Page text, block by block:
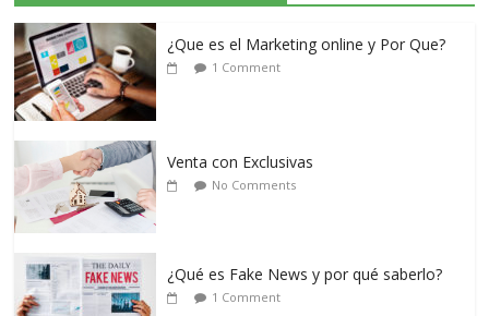
¿Que es el Marketing online y Por Que?
1 Comment
Venta con Exclusivas
No Comments
¿Qué es Fake News y por qué saberlo?
1 Comment